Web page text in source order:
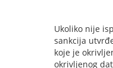
Ukoliko nije
sankcija
koje je
okrivljenog